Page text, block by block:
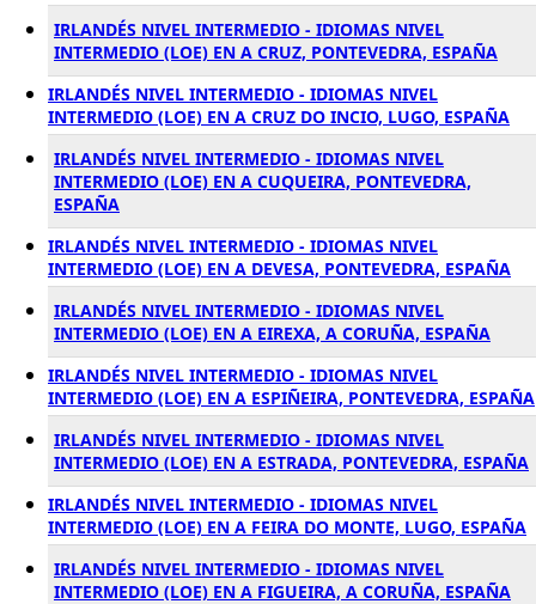
IRLANDÉS NIVEL INTERMEDIO - IDIOMAS NIVEL
INTERMEDIO (LOE) EN A CRUZ, PONTEVEDRA, ESPAÑA
IRLANDÉS NIVEL INTERMEDIO - IDIOMAS NIVEL
INTERMEDIO (LOE) EN A CRUZ DO INCIO, LUGO, ESPAÑA
IRLANDÉS NIVEL INTERMEDIO - IDIOMAS NIVEL
INTERMEDIO (LOE) EN A CUQUEIRA, PONTEVEDRA,
ESPAÑA
IRLANDÉS NIVEL INTERMEDIO - IDIOMAS NIVEL
INTERMEDIO (LOE) EN A DEVESA, PONTEVEDRA, ESPAÑA
IRLANDÉS NIVEL INTERMEDIO - IDIOMAS NIVEL
INTERMEDIO (LOE) EN A EIREXA, A CORUÑA, ESPAÑA
IRLANDÉS NIVEL INTERMEDIO - IDIOMAS NIVEL
INTERMEDIO (LOE) EN A ESPIÑEIRA, PONTEVEDRA, ESPAÑA
IRLANDÉS NIVEL INTERMEDIO - IDIOMAS NIVEL
INTERMEDIO (LOE) EN A ESTRADA, PONTEVEDRA, ESPAÑA
IRLANDÉS NIVEL INTERMEDIO - IDIOMAS NIVEL
INTERMEDIO (LOE) EN A FEIRA DO MONTE, LUGO, ESPAÑA
IRLANDÉS NIVEL INTERMEDIO - IDIOMAS NIVEL
INTERMEDIO (LOE) EN A FIGUEIRA, A CORUÑA, ESPAÑA